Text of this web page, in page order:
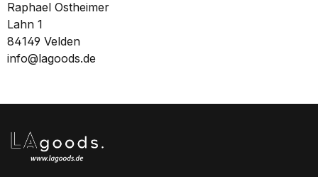
Raphael Ostheimer
Lahn 1
84149 Velden
info@lagoods.de